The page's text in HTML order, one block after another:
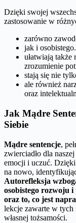
Dzięki swojej
zastosowanie w
zarówno
jak i osobistego.
ułatwiają także
zrozumienie
stają się nie
ale również
oraz
Jak Mądre
Siebie
Mądre sentencje,
zwierciadło dla
emocji i uczuć.
na nowo,
Autorefleksja
osobistego rozwoju
oraz to, co jest
lekcje zawarte w tych
własnej tożsamości.